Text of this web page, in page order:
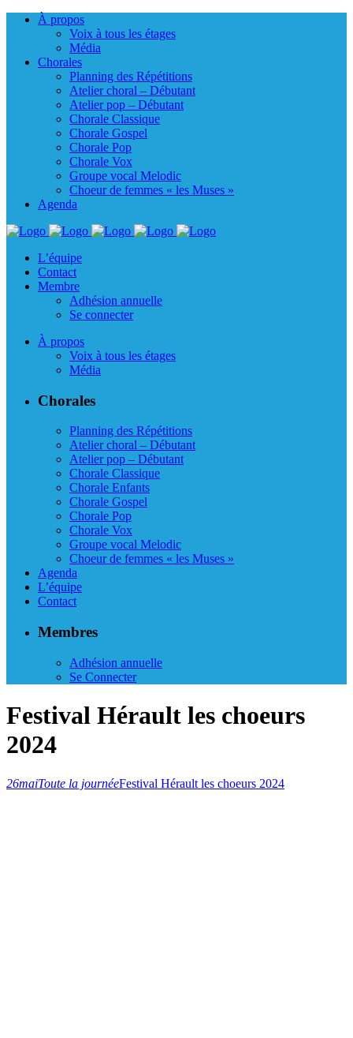
À propos
Voix à tous les étages
Média
Chorales
Planning des Répétitions
Atelier choral – Débutant
Atelier pop – Débutant
Chorale Classique
Chorale Gospel
Chorale Pop
Chorale Vox
Groupe vocal Melodic
Choeur de femmes « les Muses »
Agenda
L’équipe
Contact
Membre
Adhésion annuelle
Se connecter
À propos
Voix à tous les étages
Média
Chorales
Planning des Répétitions
Atelier choral – Débutant
Atelier pop – Débutant
Chorale Classique
Chorale Enfants
Chorale Gospel
Chorale Pop
Chorale Vox
Groupe vocal Melodic
Choeur de femmes « les Muses »
Agenda
L’équipe
Contact
Membres
Adhésion annuelle
Se Connecter
Festival Hérault les choeurs
2024
26maiToute la journéeFestival Hérault les choeurs 2024